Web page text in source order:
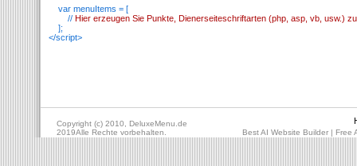
var menuItems = [
// Hier erzeugen Sie Punkte, Dienerseiteschriftarten (php, asp, vb, usw.)
];
</script>
Copyright (c) 2010, DeluxeMenu.de
2019Alle Rechte vorbehalten. Best AI Website Builder | Free